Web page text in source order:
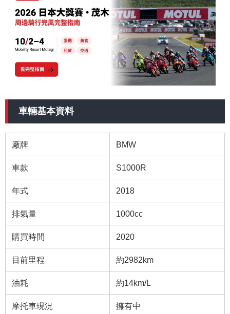
車輛基本資料
廠牌 BMW
車款 S1000R
年式 2018
排氣量 1000cc
購買時間 2020
目前里程 約2982km
油耗 約14km/L
摩托車現況 擁有中